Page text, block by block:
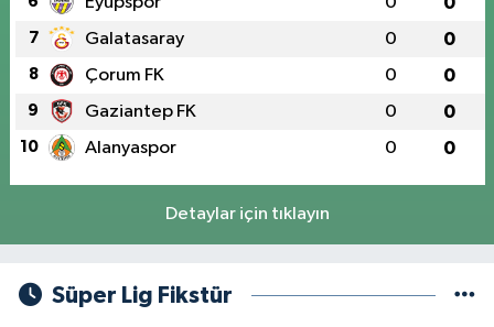
7 Galatasaray 0 0
8 Çorum FK 0 0
9 Gaziantep FK 0 0
10 Alanyaspor 0 0
Detaylar için tıklayın
Süper Lig Fikstür